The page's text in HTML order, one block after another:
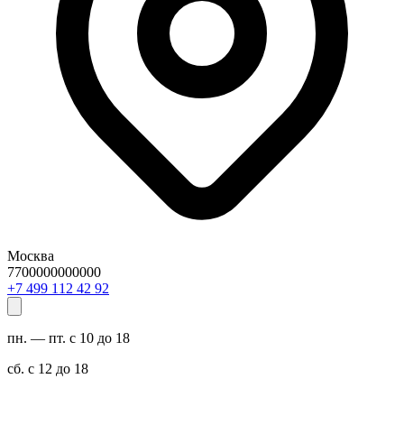
Москва
7700000000000
29 24 211 994 7+
пн. — пт. с 10 до 18
сб. с 12 до 18